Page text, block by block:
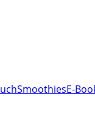
SmoothiesE-